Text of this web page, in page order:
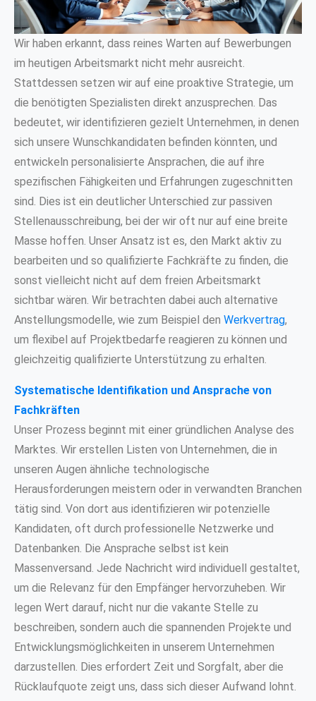
Wir haben erkannt, dass reines Warten auf Bewerbungen
im heutigen Arbeitsmarkt nicht mehr ausreicht.
Stattdessen setzen wir auf eine proaktive Strategie, um
die benötigten Spezialisten direkt anzusprechen. Das
bedeutet, wir identifizieren gezielt Unternehmen, in denen
sich unsere Wunschkandidaten befinden könnten, und
entwickeln personalisierte Ansprachen, die auf ihre
spezifischen Fähigkeiten und Erfahrungen zugeschnitten
sind. Dies ist ein deutlicher Unterschied zur passiven
Stellenausschreibung, bei der wir oft nur auf eine breite
Masse hoffen. Unser Ansatz ist es, den Markt aktiv zu
bearbeiten und so qualifizierte Fachkräfte zu finden, die
sonst vielleicht nicht auf dem freien Arbeitsmarkt
sichtbar wären. Wir betrachten dabei auch alternative
Anstellungsmodelle, wie zum Beispiel den Werkvertrag,
um flexibel auf Projektbedarfe reagieren zu können und
gleichzeitig qualifizierte Unterstützung zu erhalten.
Systematische Identifikation und Ansprache von
Fachkräften
Unser Prozess beginnt mit einer gründlichen Analyse des
Marktes. Wir erstellen Listen von Unternehmen, die in
unseren Augen ähnliche technologische
Herausforderungen meistern oder in verwandten Branchen
tätig sind. Von dort aus identifizieren wir potenzielle
Kandidaten, oft durch professionelle Netzwerke und
Datenbanken. Die Ansprache selbst ist kein
Massenversand. Jede Nachricht wird individuell gestaltet,
um die Relevanz für den Empfänger hervorzuheben. Wir
legen Wert darauf, nicht nur die vakante Stelle zu
beschreiben, sondern auch die spannenden Projekte und
Entwicklungsmöglichkeiten in unserem Unternehmen
darzustellen. Dies erfordert Zeit und Sorgfalt, aber die
Rücklaufquote zeigt uns, dass sich dieser Aufwand lohnt.